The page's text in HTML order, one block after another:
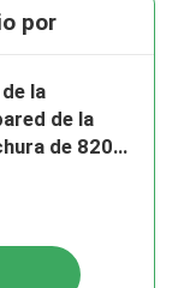
por
la
de la
de 820m